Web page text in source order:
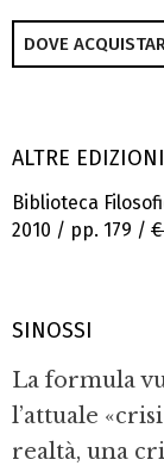
DOVE
ALTRE EDIZIONI
Biblioteca
2010 / pp. 179 /
SINOSSI
La formula
l’attuale
realtà, una